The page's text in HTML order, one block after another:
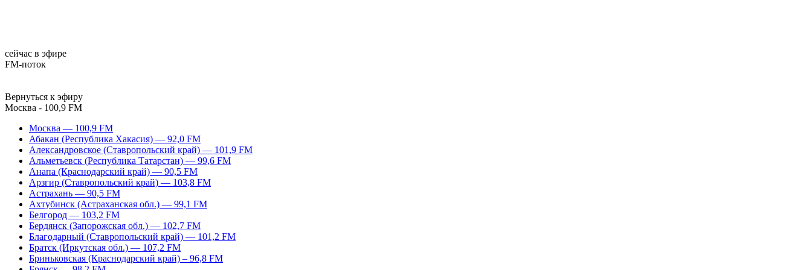
сейчас в эфире
FM-поток
Вернуться к эфиру
Москва - 100,9 FM
Москва — 100,9 FM
Абакан (Республика Хакасия) — 92,0 FM
Александровское (Ставропольский край) — 101,9 FM
Альметьевск (Республика Татарстан) — 99,6 FM
Анапа (Краснодарский край) — 90,5 FM
Арзгир (Ставропольский край) — 103,8 FM
Астрахань — 90,5 FM
Ахтубинск (Астраханская обл.) — 99,1 FM
Белгород — 103,2 FM
Бердянск (Запорожская обл.) — 102,7 FM
Благодарный (Ставропольский край) — 101,2 FM
Братск (Иркутская обл.) — 107,2 FM
Бриньковская (Краснодарский край) – 96,8 FM